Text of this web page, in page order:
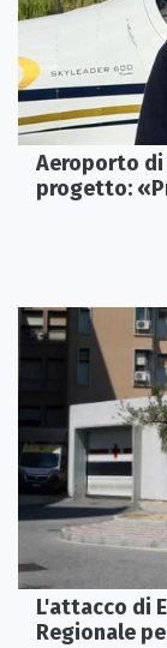
Aeroporto di
progetto:
L'attacco di
Regionale